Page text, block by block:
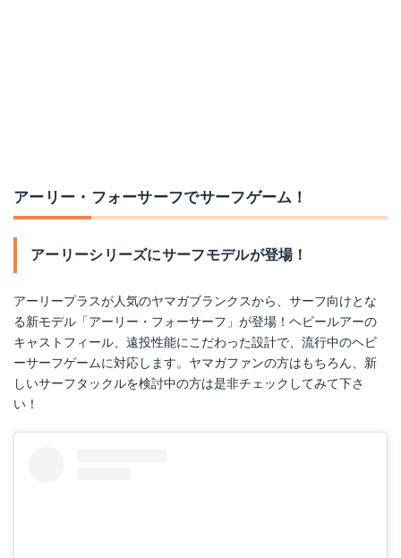
アーリー・フォーサーフでサーフゲーム！
アーリーシリーズにサーフモデルが登場！
アーリープラスが人気のヤマガブランクスから、サーフ向けとな
る新モデル「アーリー・フォーサーフ」が登場！ヘビールアーの
キャストフィール、遠投性能にこだわった設計で、流行中のヘビ
ーサーフゲームに対応します。ヤマガファンの方はもちろん、新
しいサーフタックルを検討中の方は是非チェックしてみて下さ
い！